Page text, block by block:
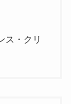
ス・クリ